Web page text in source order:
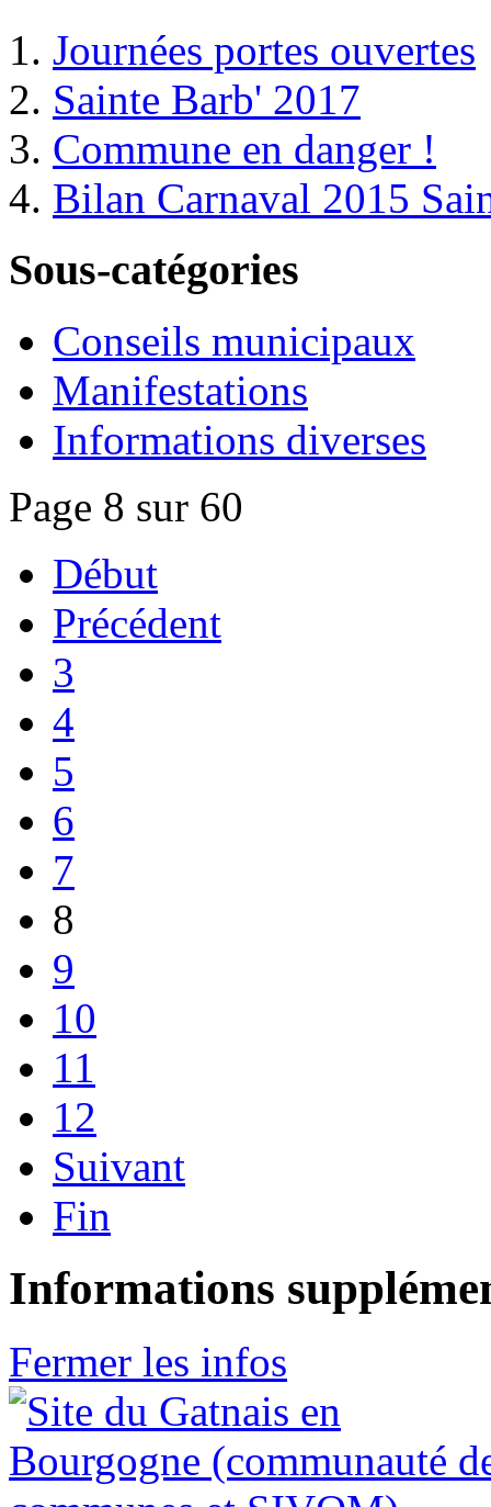
Journées portes ouvertes
Sainte Barb' 2017
Commune en danger !
Bilan Carnaval 2015
Sous-catégories
Conseils municipaux
Manifestations
Informations diverses
Page 8 sur 60
Début
Précédent
3
4
5
6
7
8
9
10
11
12
Suivant
Fin
Informations
Fermer les infos